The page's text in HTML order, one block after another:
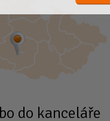
do kanceláře